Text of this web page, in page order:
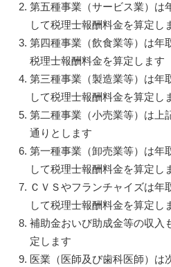
第五種事業（サービス業）は
して税理士報酬料金を算定し
第四種事業（飲食業等）は年
税理士報酬料金を算定します
第三種事業（製造業等）は年
して税理士報酬料金を算定し
第二種事業（小売業等）は上
通りとします
第一種事業（卸売業等）は年
して税理士報酬料金を算定し
ＣＶＳやフランチャイズは年
して税理士報酬料金を算定し
補助金おいび助成金等の収入
定します
医業（医師及び歯科医師）は